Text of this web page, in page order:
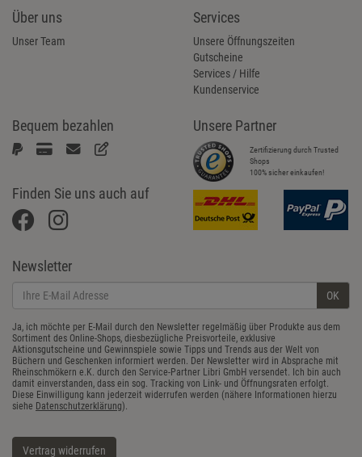
Über uns
Unser Team
Services
Unsere Öffnungszeiten
Gutscheine
Services / Hilfe
Kundenservice
Bequem bezahlen
Finden Sie uns auch auf
Unsere Partner
Zertifizierung durch Trusted
Shops
100% sicher einkaufen!
Newsletter
OK
Ja, ich möchte per E-Mail durch den Newsletter regelmäßig über Produkte aus dem
Sortiment des Online-Shops, diesbezügliche Preisvorteile, exklusive
Aktionsgutscheine und Gewinnspiele sowie Tipps und Trends aus der Welt von
Büchern und Geschenken informiert werden. Der Newsletter wird in Absprache mit
Rheinschmökern e.K. durch den Service-Partner Libri GmbH versendet. Ich bin auch
damit einverstanden, dass ein sog. Tracking von Link- und Öffnungsraten erfolgt.
Diese Einwilligung kann jederzeit widerrufen werden (nähere Informationen hierzu
siehe Datenschutzerklärung).
Vertrag widerrufen